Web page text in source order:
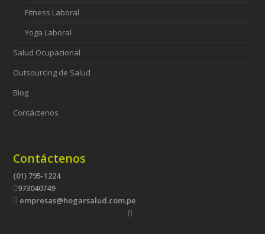
Fitness Laboral
Yoga Laboral
Salud Ocupacional
Outsourcing de Salud
Blog
Contáctenos
Contáctenos
(01) 795-1224
973040749
empresas@hogarsalud.com.pe